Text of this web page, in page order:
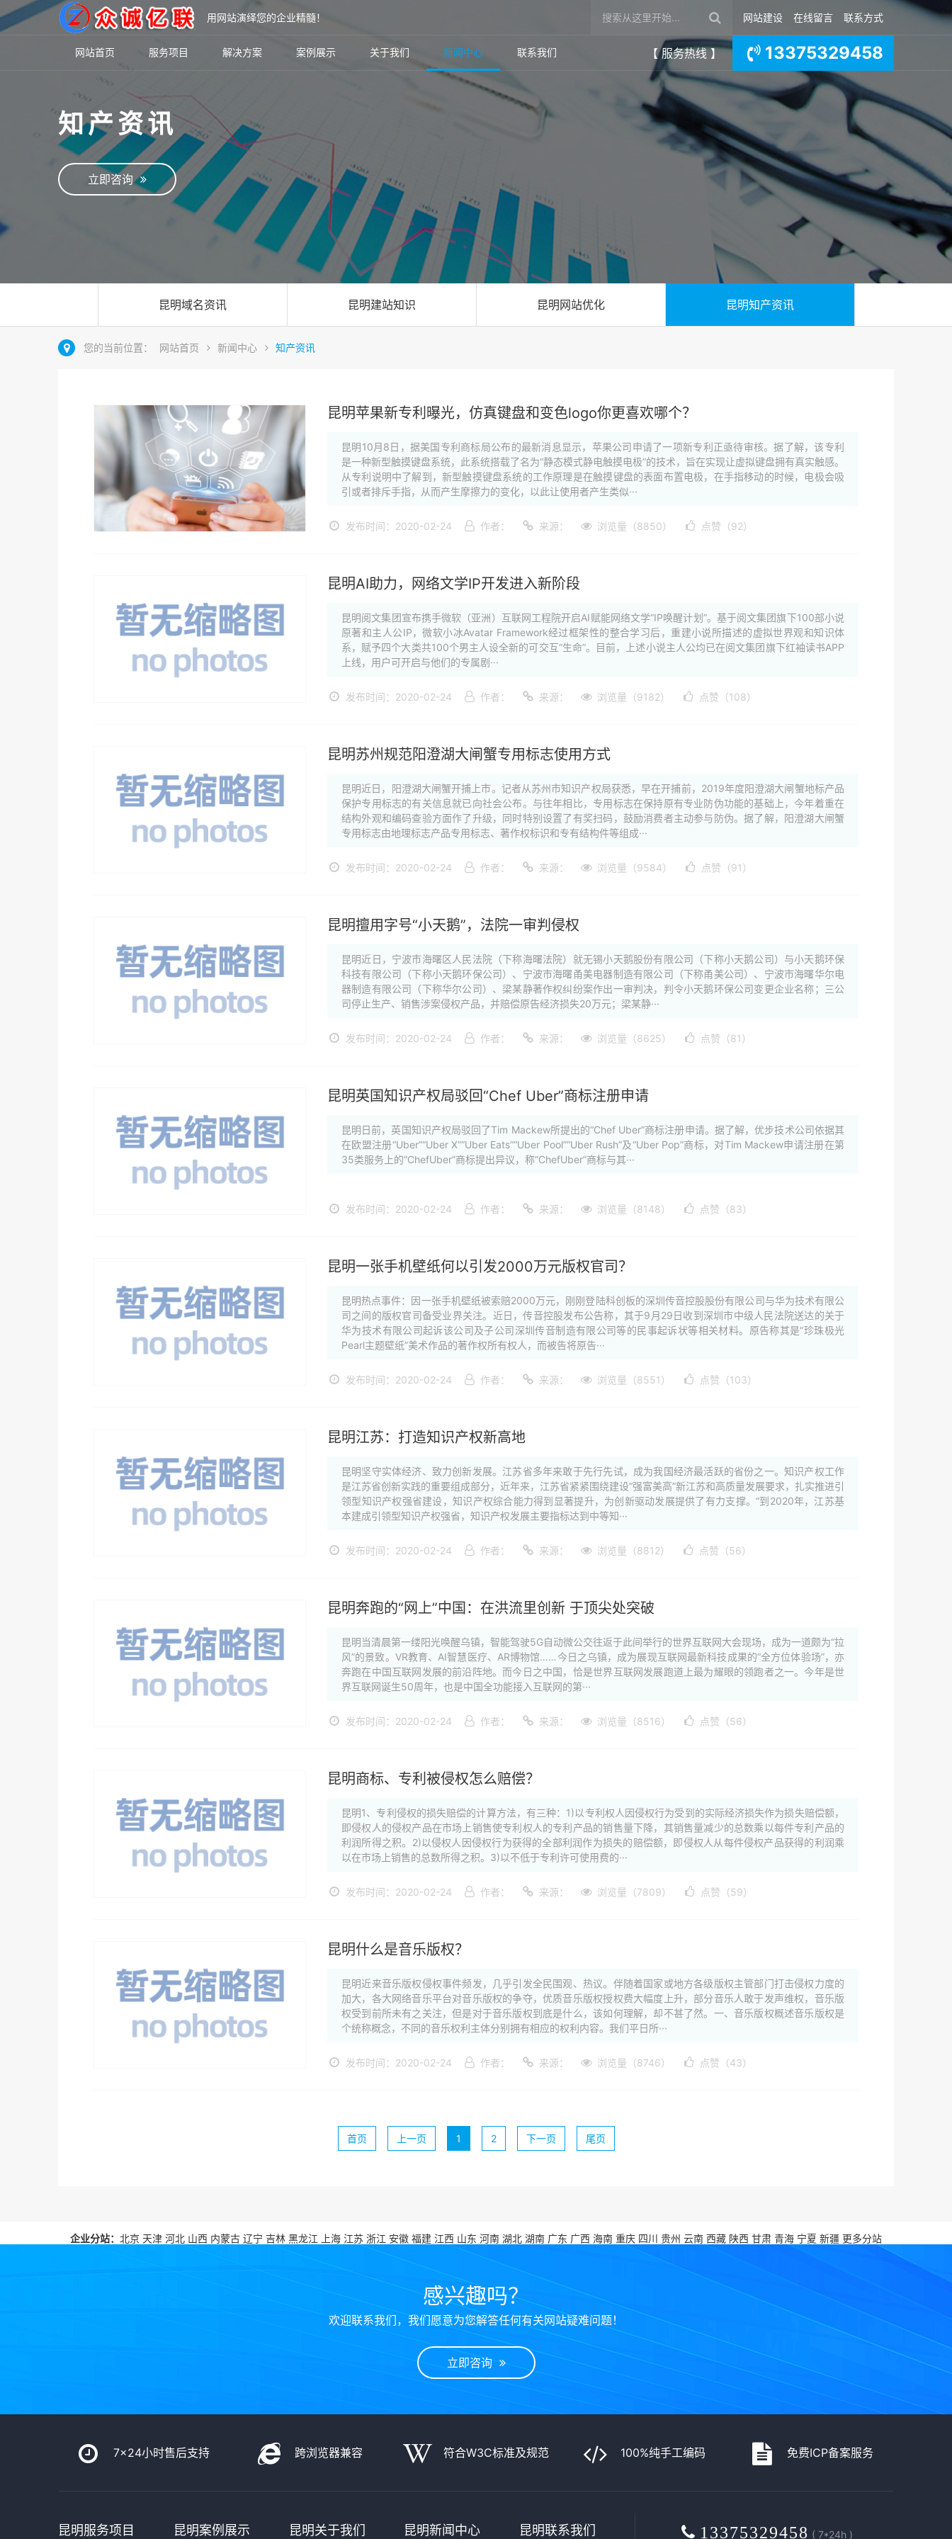
用网站演绎您的企业精髓！ 网站建设 在线留言 联系方式
网站首页 服务项目 解决方案 案例展示 关于我们 新闻中心 联系我们 【 服务热线 】 13375329458
知产资讯
立即咨询
昆明域名资讯 昆明建站知识 昆明网站优化 昆明知产资讯
您的当前位置： 网站首页 新闻中心 知产资讯
昆明苹果新专利曝光，仿真键盘和变色logo你更喜欢哪个？
昆明10月8日，据美国专利商标局公布的最新消息显示，苹果公司申请了一项新专利正亟待审核。据了解，该专利
是一种新型触摸键盘系统，此系统搭载了名为“静态模式静电触摸电极”的技术，旨在实现让虚拟键盘拥有真实触感。
从专利说明中了解到，新型触摸键盘系统的工作原理是在触摸键盘的表面布置电极，在手指移动的时候，电极会吸
引或者排斥手指，从而产生摩擦力的变化，以此让使用者产生类似···
发布时间：2020-02-24 作者： 来源： 浏览量（8850） 点赞（92）
昆明AI助力，网络文学IP开发进入新阶段
昆明阅文集团宣布携手微软（亚洲）互联网工程院开启AI赋能网络文学“IP唤醒计划”。基于阅文集团旗下100部小说
原著和主人公IP，微软小冰Avatar Framework经过框架性的整合学习后，重建小说所描述的虚拟世界观和知识体
系，赋予四个大类共100个男主人设全新的可交互“生命”。目前，上述小说主人公均已在阅文集团旗下红袖读书APP
上线，用户可开启与他们的专属剧···
发布时间：2020-02-24 作者： 来源： 浏览量（9182） 点赞（108）
昆明苏州规范阳澄湖大闸蟹专用标志使用方式
昆明近日，阳澄湖大闸蟹开捕上市。记者从苏州市知识产权局获悉，早在开捕前，2019年度阳澄湖大闸蟹地标产品
保护专用标志的有关信息就已向社会公布。与往年相比，专用标志在保持原有专业防伪功能的基础上，今年着重在
结构外观和编码查验方面作了升级，同时特别设置了有奖扫码，鼓励消费者主动参与防伪。据了解，阳澄湖大闸蟹
专用标志由地理标志产品专用标志、著作权标识和专有结构件等组成···
发布时间：2020-02-24 作者： 来源： 浏览量（9584） 点赞（91）
昆明擅用字号“小天鹅”，法院一审判侵权
昆明近日，宁波市海曙区人民法院（下称海曙法院）就无锡小天鹅股份有限公司（下称小天鹅公司）与小天鹅环保
科技有限公司（下称小天鹅环保公司）、宁波市海曙甬美电器制造有限公司（下称甬美公司）、宁波市海曙华尔电
器制造有限公司（下称华尔公司）、梁某静著作权纠纷案作出一审判决，判令小天鹅环保公司变更企业名称；三公
司停止生产、销售涉案侵权产品，并赔偿原告经济损失20万元；梁某静···
发布时间：2020-02-24 作者： 来源： 浏览量（8625） 点赞（81）
昆明英国知识产权局驳回“Chef Uber”商标注册申请
昆明日前，英国知识产权局驳回了Tim Mackew所提出的“Chef Uber”商标注册申请。据了解，优步技术公司依据其
在欧盟注册“Uber”“Uber X”“Uber Eats”“Uber Pool”“Uber Rush”及“Uber Pop”商标，对Tim Mackew申请注册在第
35类服务上的“ChefUber”商标提出异议，称“ChefUber”商标与其···
发布时间：2020-02-24 作者： 来源： 浏览量（8148） 点赞（83）
昆明一张手机壁纸何以引发2000万元版权官司？
昆明热点事件：因一张手机壁纸被索赔2000万元，刚刚登陆科创板的深圳传音控股股份有限公司与华为技术有限公
司之间的版权官司备受业界关注。近日，传音控股发布公告称，其于9月29日收到深圳市中级人民法院送达的关于
华为技术有限公司起诉该公司及子公司深圳传音制造有限公司等的民事起诉状等相关材料。原告称其是“珍珠极光
Pearl主题壁纸”美术作品的著作权所有权人，而被告将原告···
发布时间：2020-02-24 作者： 来源： 浏览量（8551） 点赞（103）
昆明江苏：打造知识产权新高地
昆明坚守实体经济、致力创新发展。江苏省多年来敢于先行先试，成为我国经济最活跃的省份之一。知识产权工作
是江苏省创新实践的重要组成部分，近年来，江苏省紧紧围绕建设“强富美高”新江苏和高质量发展要求，扎实推进引
领型知识产权强省建设，知识产权综合能力得到显著提升，为创新驱动发展提供了有力支撑。“到2020年，江苏基
本建成引领型知识产权强省，知识产权发展主要指标达到中等知···
发布时间：2020-02-24 作者： 来源： 浏览量（8812） 点赞（56）
昆明奔跑的“网上”中国：在洪流里创新 于顶尖处突破
昆明当清晨第一缕阳光唤醒乌镇，智能驾驶5G自动微公交往返于此间举行的世界互联网大会现场，成为一道颇为“拉
风”的景致。VR教育、AI智慧医疗、AR博物馆……今日之乌镇，成为展现互联网最新科技成果的“全方位体验场”，亦
奔跑在中国互联网发展的前沿阵地。而今日之中国，恰是世界互联网发展跑道上最为耀眼的领跑者之一。今年是世
界互联网诞生50周年，也是中国全功能接入互联网的第···
发布时间：2020-02-24 作者： 来源： 浏览量（8516） 点赞（56）
昆明商标、专利被侵权怎么赔偿？
昆明1、专利侵权的损失赔偿的计算方法，有三种：1)以专利权人因侵权行为受到的实际经济损失作为损失赔偿额，
即侵权人的侵权产品在市场上销售使专利权人的专利产品的销售量下降，其销售量减少的总数乘以每件专利产品的
利润所得之积。2)以侵权人因侵权行为获得的全部利润作为损失的赔偿额，即侵权人从每件侵权产品获得的利润乘
以在市场上销售的总数所得之积。3)以不低于专利许可使用费的···
发布时间：2020-02-24 作者： 来源： 浏览量（7809） 点赞（59）
昆明什么是音乐版权？
昆明近来音乐版权侵权事件频发，几乎引发全民围观、热议。伴随着国家或地方各级版权主管部门打击侵权力度的
加大，各大网络音乐平台对音乐版权的争夺，优质音乐版权授权费大幅度上升，部分音乐人敢于发声维权，音乐版
权受到前所未有之关注，但是对于音乐版权到底是什么，该如何理解，却不甚了然。一、音乐版权概述音乐版权是
个统称概念，不同的音乐权利主体分别拥有相应的权利内容。我们平日所···
发布时间：2020-02-24 作者： 来源： 浏览量（8746） 点赞（43）
首页 上一页 1 2 下一页 尾页
企业分站： 北京 天津 河北 山西 内蒙古 辽宁 吉林 黑龙江 上海 江苏 浙江 安徽 福建 江西 山东 河南 湖北 湖南 广东 广西 海南 重庆 四川 贵州 云南 西藏 陕西 甘肃 青海 宁夏 新疆 更多分站
感兴趣吗？
欢迎联系我们，我们愿意为您解答任何有关网站疑难问题！
立即咨询
7x24小时售后支持 跨浏览器兼容 符合W3C标准及规范 100%纯手工编码 免费ICP备案服务
昆明服务项目 昆明案例展示 昆明关于我们 昆明新闻中心 昆明联系我们 13375329458 ( 7*24h )